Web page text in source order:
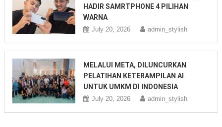
HADIR SAMRTPHONE 4 PILIHAN
WARNA
July 20, 2026 admin_stylish
MELALUI META, DILUNCURKAN
PELATIHAN KETERAMPILAN AI
UNTUK UMKM DI INDONESIA
July 20, 2026 admin_stylish